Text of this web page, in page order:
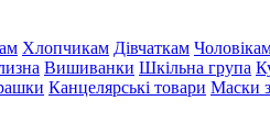
Хлопчикам Дівчаткам
Вишиванки Шкільна група
Канцелярські товари Маски